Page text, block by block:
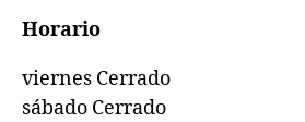
Horario
viernes Cerrado
sábado Cerrado